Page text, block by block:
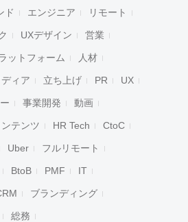
ド エンジニア リモート
UXデザイン 営業
ットフォーム 人材
ディア 立ち上げ PR UX
事業開発 動画
ンテンツ HR Tech CtoC
Uber フルリモート
BtoB PMF IT
ブランディング
総務